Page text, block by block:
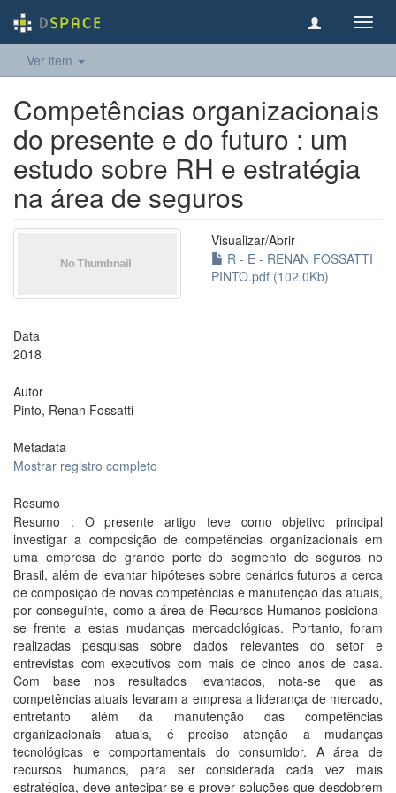
Ver item
Competências organizacionais
do presente e do futuro : um
estudo sobre RH e estratégia
na área de seguros
Visualizar/Abrir
R - E - RENAN FOSSATTI
PINTO.pdf (102.0Kb)
Data
2018
Autor
Pinto, Renan Fossatti
Metadata
Mostrar registro completo
Resumo
Resumo : O presente artigo teve como objetivo principal
investigar a composição de competências organizacionais em
uma empresa de grande porte do segmento de seguros no
Brasil, além de levantar hipóteses sobre cenários futuros a cerca
de composição de novas competências e manutenção das atuais,
por conseguinte, como a área de Recursos Humanos posiciona-
se frente a estas mudanças mercadológicas. Portanto, foram
realizadas pesquisas sobre dados relevantes do setor e
entrevistas com executivos com mais de cinco anos de casa.
Com base nos resultados levantados, nota-se que as
competências atuais levaram a empresa a liderança de mercado,
entretanto além da manutenção das competências
organizacionais atuais, é preciso atenção a mudanças
tecnológicas e comportamentais do consumidor. A área de
recursos humanos, para ser considerada cada vez mais
estratégica, deve antecipar-se e prover soluções que desdobrem